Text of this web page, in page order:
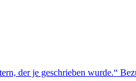
der je geschrieben wurde.“